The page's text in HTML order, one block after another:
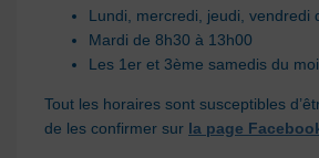
Lundi, mercredi, jeudi, vendredi
Mardi de 8h30 à 13h00
Les 1er et 3ème samedis du
Tout les horaires sont susceptibles
de les confirmer sur la page